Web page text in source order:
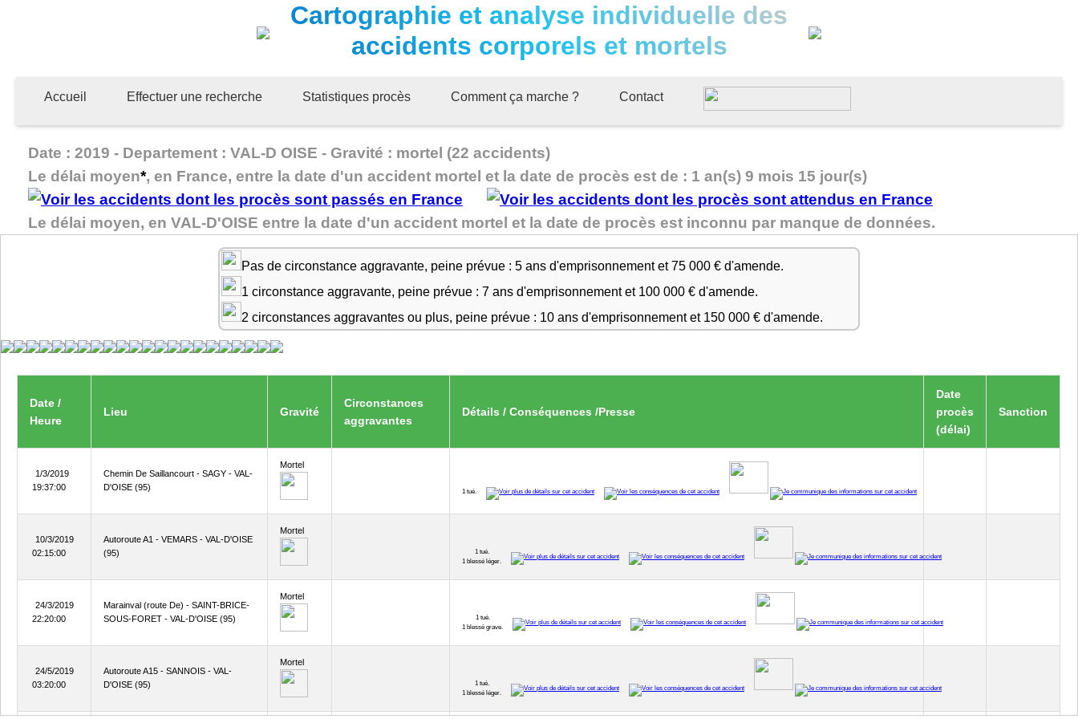
Cartographie et analyse individuelle des
accidents corporels et mortels
Accueil Effectuer une recherche Statistiques procès Comment ça marche ? Contact
Date : 2019 - Departement : VAL-D OISE - Gravité : mortel (22 accidents)
Le délai moyen*, en France, entre la date d'un accident mortel et la date de procès est de : 1 an(s) 9 mois 15 jour(s)
Le délai moyen, en VAL-D'OISE entre la date d'un accident mortel et la date de procès est inconnu par manque de données.
Pas de circonstance aggravante, peine prévue : 5 ans d'emprisonnement et 75 000 € d'amende.
1 circonstance aggravante, peine prévue : 7 ans d'emprisonnement et 100 000 € d'amende.
2 circonstances aggravantes ou plus, peine prévue : 10 ans d'emprisonnement et 150 000 € d'amende.
Date /
Heure
Lieu Gravité
Circonstances
aggravantes
Détails / Conséquences /Presse
Date
procès
(délai)
Sanction
1/3/2019
19:37:00
Chemin De Saillancourt - SAGY - VAL-
D'OISE (95)
Mortel
1 tué.
10/3/2019
02:15:00
Autoroute A1 - VEMARS - VAL-D'OISE
(95)
Mortel
1 tué.
1 blessé léger.
24/3/2019
22:20:00
Marainval (route De) - SAINT-BRICE-
SOUS-FORET - VAL-D'OISE (95)
Mortel
1 tué.
1 blessé grave.
24/5/2019
03:20:00
Autoroute A15 - SANNOIS - VAL-
D'OISE (95)
Mortel
1 tué.
1 blessé léger.